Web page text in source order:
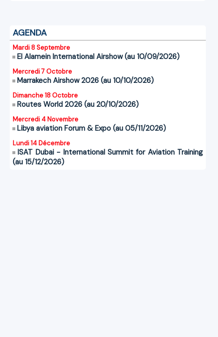
AGENDA
Mardi 8 Septembre
El Alamein International Airshow (au 10/09/2026)
Mercredi 7 Octobre
Marrakech Airshow 2026 (au 10/10/2026)
Dimanche 18 Octobre
Routes World 2026 (au 20/10/2026)
Mercredi 4 Novembre
Libya aviation Forum & Expo (au 05/11/2026)
Lundi 14 Décembre
ISAT Dubai - International Summit for Aviation Training
(au 15/12/2026)